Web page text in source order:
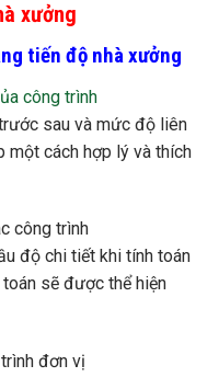
xưởng
tiến độ nhà xưởng
công trình
sau và mức độ liên
một cách hợp lý và thích
công trình
độ chi tiết khi tính toán
sẽ được thể hiện
đơn vị